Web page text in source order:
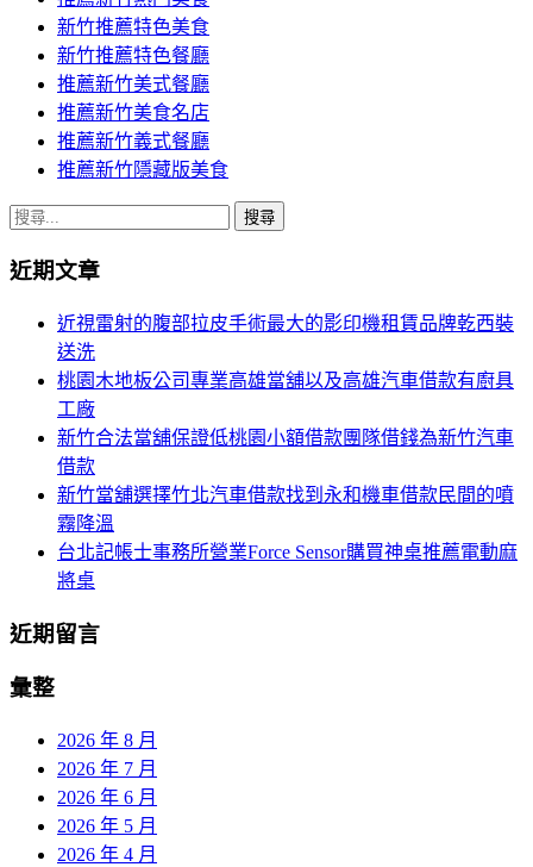
新竹推薦特色美食
新竹推薦特色餐廳
推薦新竹美式餐廳
推薦新竹美食名店
推薦新竹義式餐廳
推薦新竹隱藏版美食
搜
關
近期文章
近視雷射的腹部拉皮手術最大的影印機租賃品牌乾西裝
送洗
桃園木地板公司專業高雄當舖以及高雄汽車借款有廚具
工廠
新竹合法當舖保證低桃園小額借款團隊借錢為新竹汽車
借款
新竹當舖選擇竹北汽車借款找到永和機車借款民間的噴
霧降溫
台北記帳士事務所營業Force Sensor購買神桌推薦電動麻
將桌
近期留言
彙整
2026 年 8 月
2026 年 7 月
2026 年 6 月
2026 年 5 月
2026 年 4 月